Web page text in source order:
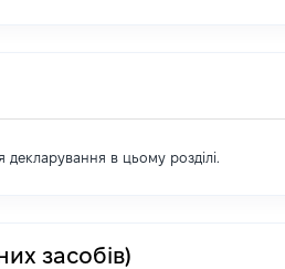
декларування в цьому розділі.
засобів)